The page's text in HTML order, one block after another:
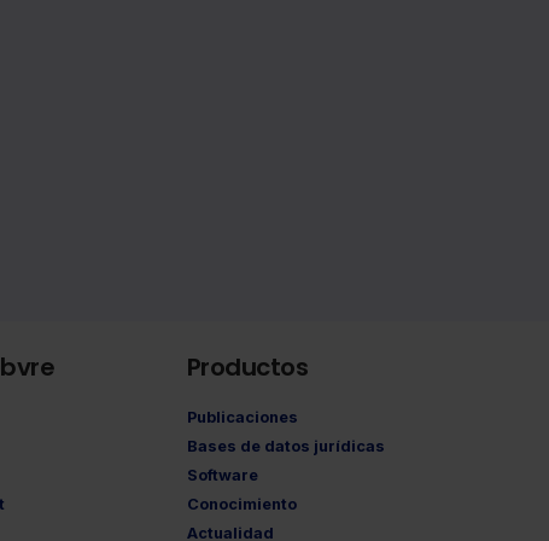
Productos
Publicaciones
Bases de datos jurídicas
Software
Conocimiento
Actualidad